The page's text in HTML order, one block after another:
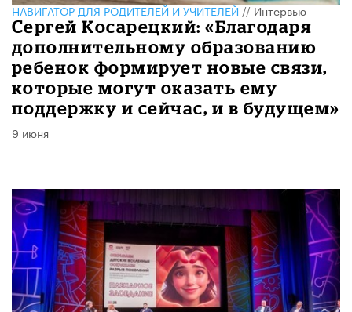
НАВИГАТОР ДЛЯ РОДИТЕЛЕЙ И УЧИТЕЛЕЙ//Интервью
Сергей Косарецкий: «Благодаря
дополнительному образованию
ребенок формирует новые связи,
которые могут оказать ему
поддержку и сейчас, и в будущем»
9 июня